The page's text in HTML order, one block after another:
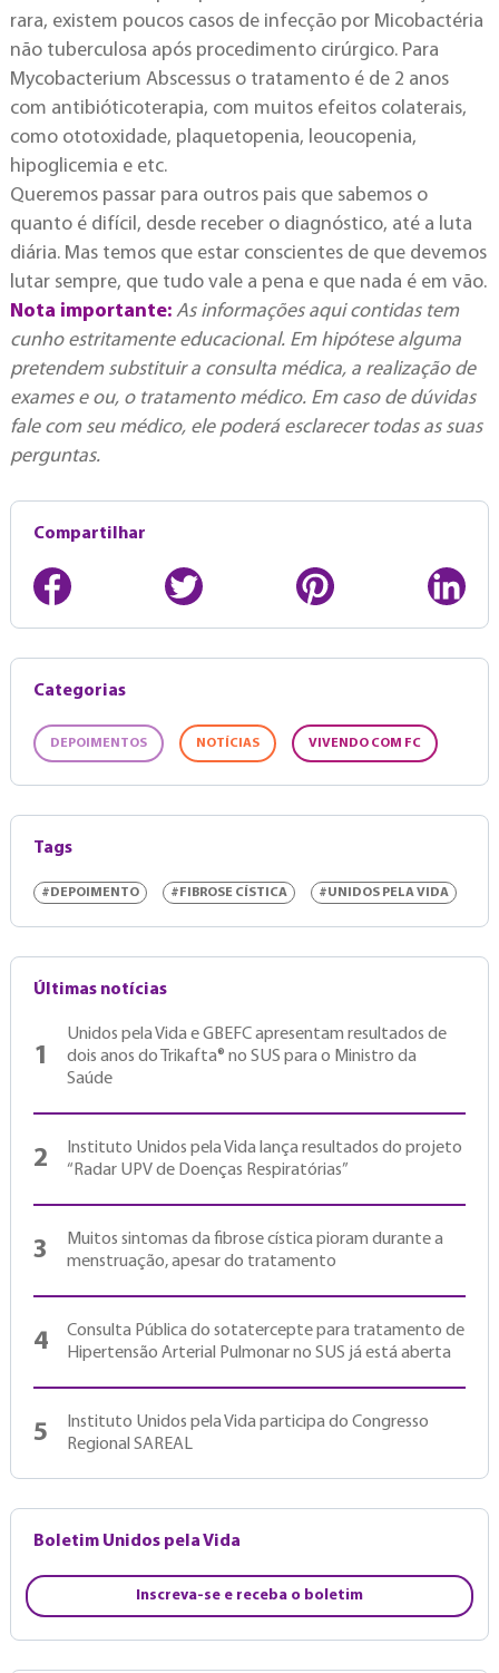
rara, existem poucos casos de infecção por Micobactéria
não tuberculosa após procedimento cirúrgico. Para
Mycobacterium Abscessus o tratamento é de 2 anos
com antibióticoterapia, com muitos efeitos colaterais,
como ototoxidade, plaquetopenia, leoucopenia,
hipoglicemia e etc.
Queremos passar para outros pais que sabemos o
quanto é difícil, desde receber o diagnóstico, até a luta
diária. Mas temos que estar conscientes de que devemos
lutar sempre, que tudo vale a pena e que nada é em vão.
Nota importante: As informações aqui contidas tem
cunho estritamente educacional. Em hipótese alguma
pretendem substituir a consulta médica, a realização de
exames e ou, o tratamento médico. Em caso de dúvidas
fale com seu médico, ele poderá esclarecer todas as suas
perguntas.
Compartilhar
Categorias
DEPOIMENTOS NOTÍCIAS VIVENDO COM FC
Tags
#DEPOIMENTO #FIBROSE CÍSTICA #UNIDOS PELA VIDA
Últimas notícias
1
Unidos pela Vida e GBEFC apresentam resultados de
dois anos do Trikafta® no SUS para o Ministro da
Saúde
2
Instituto Unidos pela Vida lança resultados do projeto
“Radar UPV de Doenças Respiratórias”
3
Muitos sintomas da fibrose cística pioram durante a
menstruação, apesar do tratamento
4
Consulta Pública do sotatercepte para tratamento de
Hipertensão Arterial Pulmonar no SUS já está aberta
5
Instituto Unidos pela Vida participa do Congresso
Regional SAREAL
Boletim Unidos pela Vida
Inscreva-se e receba o boletim